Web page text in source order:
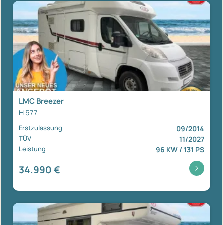
LMC Breezer
H 577
Erstzulassung 09/2014
TÜV 11/2027
Leistung 96 KW / 131 PS
34.990 €